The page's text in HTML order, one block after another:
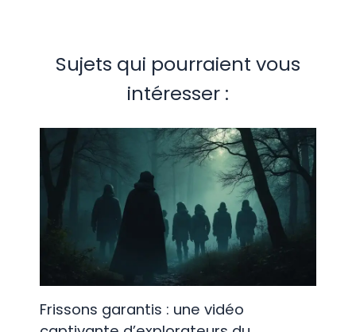
Sujets qui pourraient vous
intéresser :
Frissons garantis : une vidéo